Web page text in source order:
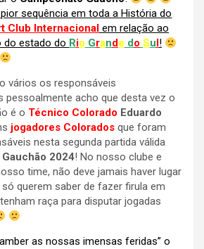
pior sequência em toda a História do
Club Internacional em relação ao
do estado do Rio Grande do Sul!
vários os responsáveis
pessoalmente acho que desta vez o
é o Técnico Colorado Eduardo
jogadores Colorados que foram
nesta segunda partida válida
Gauchão 2024! No nosso clube e
time, não deve jamais haver lugar
querem saber de fazer firula em
raça para disputar jogadas
as nossas imensas feridas” o